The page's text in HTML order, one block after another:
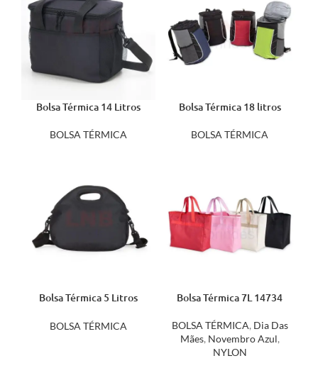
Bolsa Térmica 14 Litros
BOLSA TÉRMICA
Bolsa Térmica 18 litros
BOLSA TÉRMICA
Bolsa Térmica 5 Litros
BOLSA TÉRMICA
Bolsa Térmica 7L 14734
BOLSA TÉRMICA, Dia Das
Mães, Novembro Azul,
NYLON